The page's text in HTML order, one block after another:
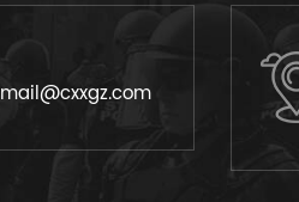
mail@cxxgz.com